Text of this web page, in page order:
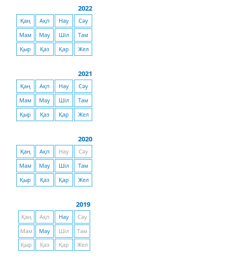
2022
Қаң Ақп Нау
Сәу
Мам
Мау Шіл
Там
Қыр
Қаз Қар Жел
2021
Қаң Ақп Нау
Сәу
Мам
Мау Шіл
Там
Қыр
Қаз Қар Жел
2020
Қаң Ақп Нау
Сәу
Мам
Мау Шіл
Там
Қыр
Қаз Қар Жел
2019
Қаң Ақп Нау
Сәу
Мам
Мау Шіл
Там
Қыр
Қаз Қар Жел